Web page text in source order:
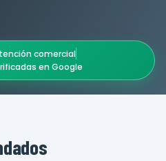
comercial
en Google